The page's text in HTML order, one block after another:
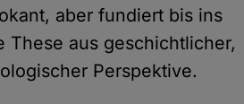
aber fundiert bis ins
These aus geschichtlicher,
Perspektive.